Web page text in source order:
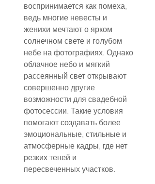
воспринимается как помеха,
ведь многие невесты и
женихи мечтают о ярком
солнечном свете и голубом
небе на фотографиях. Однако
облачное небо и мягкий
рассеянный свет открывают
совершенно другие
возможности для свадебной
фотосессии. Такие условия
помогают создавать более
эмоциональные, стильные и
атмосферные кадры, где нет
резких теней и
пересвеченных участков.